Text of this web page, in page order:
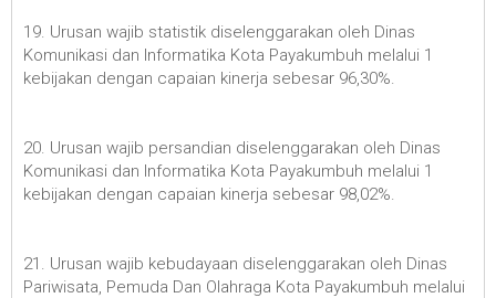
19. Urusan wajib statistik diselenggarakan oleh Dinas
Komunikasi dan Informatika Kota Payakumbuh melalui 1
kebijakan dengan capaian kinerja sebesar 96,30%.
20. Urusan wajib persandian diselenggarakan oleh Dinas
Komunikasi dan Informatika Kota Payakumbuh melalui 1
kebijakan dengan capaian kinerja sebesar 98,02%.
21. Urusan wajib kebudayaan diselenggarakan oleh Dinas
Pariwisata, Pemuda Dan Olahraga Kota Payakumbuh melalui